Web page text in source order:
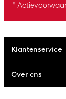
*
Klantenservice
Over ons